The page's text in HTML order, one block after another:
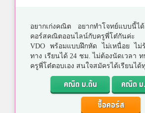
อยากเก่งคณิต อยากทำโจทย์แบบนี้ไ
คอร์สคณิตออนไลน์กับครูพี่โต๋กันค่ะ
VDO พร้อมแบบฝึกหัด ไม่เหนื่อย ไม่
ทาง เรียนได้ 24 ชม. ไม่ต้องนัดเวลา
ครูพี่โต๋ตอบเอง สนใจสมัครได้เรียนได้
คณิต ม.ต้น
คณิต ม
ซื้อคอร์ส